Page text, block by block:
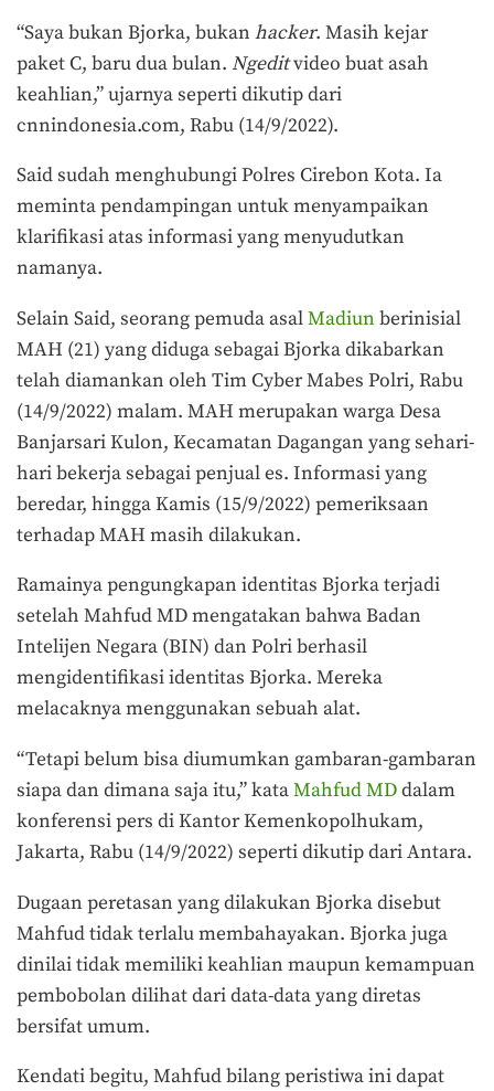
“Saya bukan Bjorka, bukan hacker. Masih kejar
paket C, baru dua bulan. Ngeditvideo buat asah
keahlian,” ujarnya seperti dikutip dari
cnnindonesia.com, Rabu (14/9/2022).
Said sudah menghubungi Polres Cirebon Kota. Ia
meminta pendampingan untuk menyampaikan
klarifikasi atas informasi yang menyudutkan
namanya.
Selain Said, seorang pemuda asalMadiun berinisial
MAH (21) yang diduga sebagai Bjorka dikabarkan
telah diamankan oleh Tim Cyber Mabes Polri, Rabu
(14/9/2022) malam. MAH merupakan warga Desa
Banjarsari Kulon, Kecamatan Dagangan yang sehari-
hari bekerja sebagai penjual es. Informasi yang
beredar, hingga Kamis (15/9/2022) pemeriksaan
terhadap MAH masih dilakukan.
Ramainya pengungkapan identitas Bjorka terjadi
setelah Mahfud MD mengatakan bahwa Badan
Intelijen Negara (BIN) dan Polri berhasil
mengidentifikasi identitas Bjorka. Mereka
melacaknya menggunakan sebuah alat.
“Tetapi belum bisa diumumkan gambaran-gambaran
siapa dan dimana saja itu,” kataMahfud MDdalam
konferensi pers di Kantor Kemenkopolhukam,
Jakarta, Rabu (14/9/2022) seperti dikutip dari Antara.
Dugaan peretasan yang dilakukan Bjorka disebut
Mahfud tidak terlalu membahayakan. Bjorka juga
dinilai tidak memiliki keahlian maupun kemampuan
pembobolan dilihat dari data-data yang diretas
bersifat umum.
Kendati begitu, Mahfud bilang peristiwa ini dapat